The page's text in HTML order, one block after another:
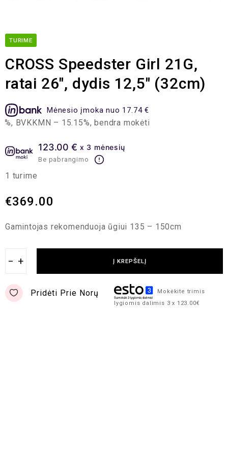
TURIME
CROSS Speedster Girl 21G,
ratai 26″, dydis 12,5″ (32cm)
Mėnesio įmoka nuo 17.74 €
– 15.15%, bendra mokėtina suma – 425.73 EUR,
123.00 € x 3 mėnesių
Be pabrangimo
1 turime
€369.00
Gamintojas rekomenduoja ūgiui 135 – 150cm
− + Į KREPŠELĮ
Pridėti Prie Norų
Mokėkite trimis
lygiomis dalimis 3 x 123.00€